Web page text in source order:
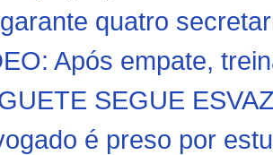
quatro
Após empate,
SEGUE
é preso por